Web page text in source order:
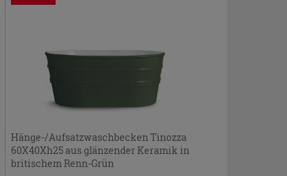
Hänge-/Aufsatzwaschbecken Tinozza
60X40Xh25 aus glänzender Keramik in
britischem Renn-Grün